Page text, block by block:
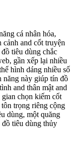
cá nhân hóa,
and cốt truyện
tiêu dùng chắc
gần xếp lại nhiều
hình dáng nhiều số
này giúp tín đồ
and thân mật and
chọn kiếm cốt
trọng riêng cộng
dùng, một quăng
tiêu dùng thủy